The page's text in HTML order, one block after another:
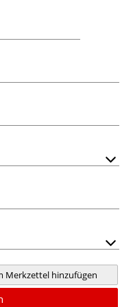
Merkzettel hinzufügen